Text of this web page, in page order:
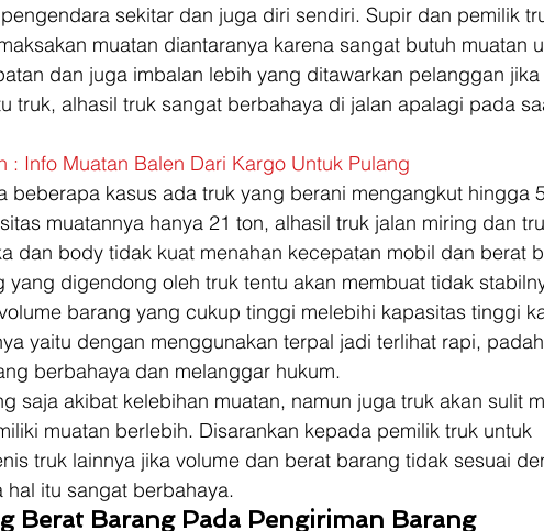
sekitar dan juga diri sendiri. Supir dan pemilik
muatan diantaranya karena sangat butuh muatan
dan juga imbalan lebih yang ditawarkan pelanggan
truk, alhasil truk sangat berbahaya di jalan apalagi pada
: Info Muatan Balen Dari Kargo Untuk Pulang
beberapa kasus ada truk yang berani mengangkut hingga
muatannya hanya 21 ton, alhasil truk jalan miring dan
dan body tidak kuat menahan kecepatan mobil dan berat
yang digendong oleh truk tentu akan membuat tidak
barang yang cukup tinggi melebihi kapasitas tinggi
yaitu dengan menggunakan terpal jadi terlihat rapi,
berbahaya dan melanggar hukum.
saja akibat kelebihan muatan, namun juga truk akan sulit
muatan berlebih. Disarankan kepada pemilik truk untuk
truk lainnya jika volume dan berat barang tidak sesuai
hal itu sangat berbahaya.
Berat Barang Pada Pengiriman Barang